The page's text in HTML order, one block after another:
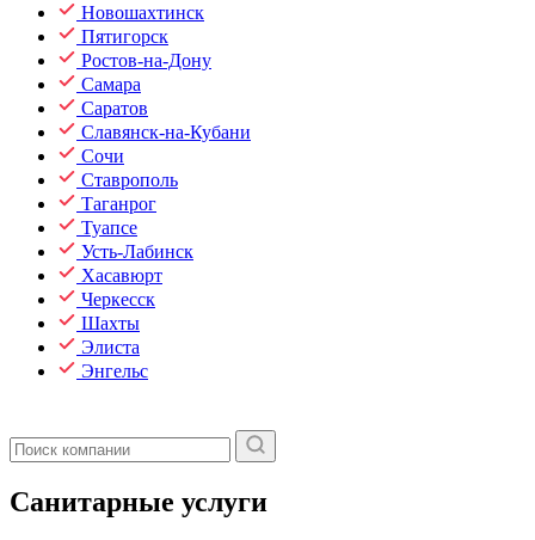
Новошахтинск
Пятигорск
Ростов-на-Дону
Самара
Саратов
Славянск-на-Кубани
Сочи
Ставрополь
Таганрог
Туапсе
Усть-Лабинск
Хасавюрт
Черкесск
Шахты
Элиста
Энгельс
Санитарные услуги